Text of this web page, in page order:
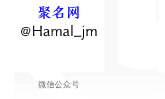
微信公众号